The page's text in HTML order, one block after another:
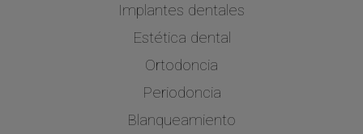
Implantes dentales
Estética dental
Ortodoncia
Periodoncia
Blanqueamiento